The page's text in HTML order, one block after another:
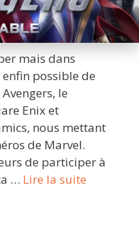
mais dans
possible de
le
Enix et
nous mettant
de Marvel.
de participer à
… Lire la suite